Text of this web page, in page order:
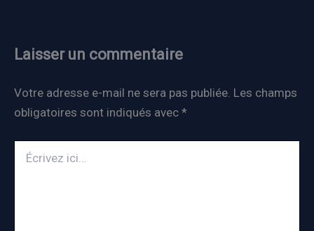
Laisser un commentaire
Votre adresse e-mail ne sera pas publiée. Les champs
obligatoires sont indiqués avec *
ici…